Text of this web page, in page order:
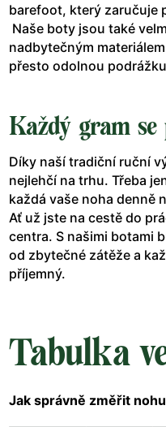
barefoot, který zaručuje
Naše boty jsou také
nadbytečným
přesto odolnou
Každý gram se
Díky naší tradiční ruční
nejlehčí na trhu. Třeba
každá vaše noha denně
Ať už jste na cestě do
centra. S našimi botami
od zbytečné zátěže a
příjemný.
Tabulka
Jak správně změřit